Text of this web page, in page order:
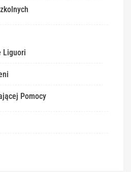
Liguori
Pomocy